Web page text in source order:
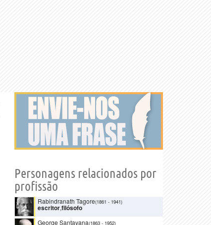
Personagens relacionados por
profissão
Rabindranath Tagore(1861 - 1941)
escritor,filósofo
George Santayana(1863 - 1952)